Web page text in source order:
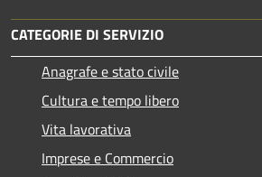
CATEGORIE DI SERVIZIO
Anagrafe e stato civile
Cultura e tempo libero
Vita lavorativa
Imprese e Commercio